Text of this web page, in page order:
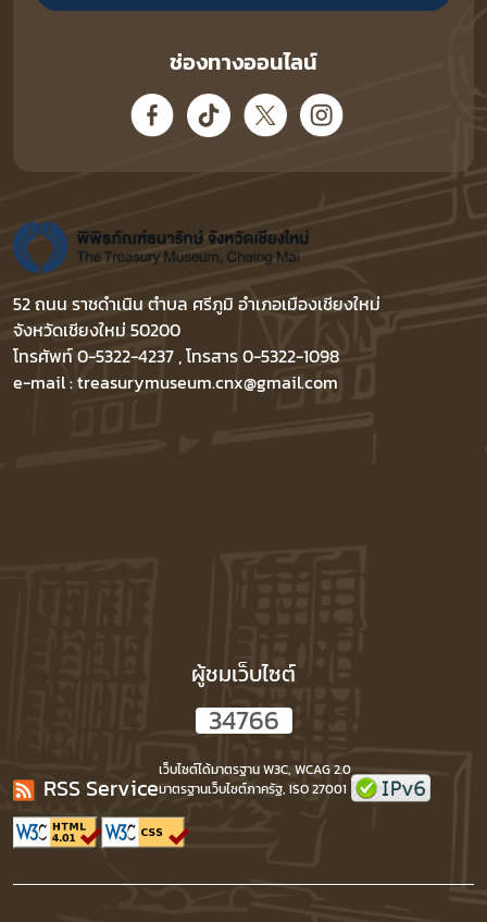
ช่องทางออนไลน์
52 ถนน ราชดำเนิน ตำบล ศรีภูมิ อำเภอเมืองเชียงใหม่
จังหวัดเชียงใหม่ 50200
โทรศัพท์ 0-5322-4237 , โทรสาร 0-5322-1098
e-mail : treasurymuseum.cnx@gmail.com
ผู้ชมเว็บไซต์
34766
RSS Service
เว็บไซต์ได้มาตรฐาน W3C, WCAG 2.0
มาตรฐานเว็บไซต์ภาครัฐ, ISO 27001